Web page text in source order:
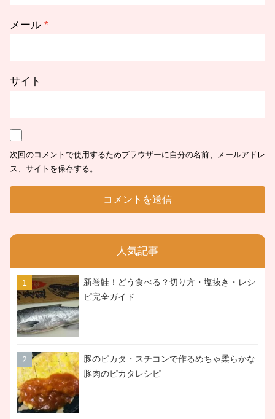
メール *
サイト
次回のコメントで使用するためブラウザーに自分の名前、メールアドレ
ス、サイトを保存する。
人気記事
新巻鮭！どう食べる？切り方・塩抜き・レシ
ピ完全ガイド
豚のピカタ・スチコンで作るめちゃ柔らかな
豚肉のピカタレシピ